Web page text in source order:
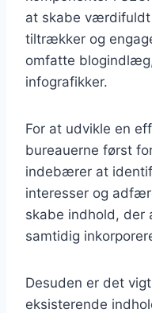
at skabe
tiltrækker og
omfatte
infografikker.
For at udvikle en
bureauerne først
indebærer at
interesser og
skabe indhold, der
samtidig
Desuden er det
eksisterende